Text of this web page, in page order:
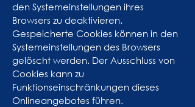
den Systemeinstellungen ihres
Browsers zu deaktivieren.
Gespeicherte Cookies können in den
Systemeinstellungen des Browsers
gelöscht werden. Der Ausschluss von
Cookies kann zu
Funktionseinschränkungen dieses
Onlineangebotes führen.